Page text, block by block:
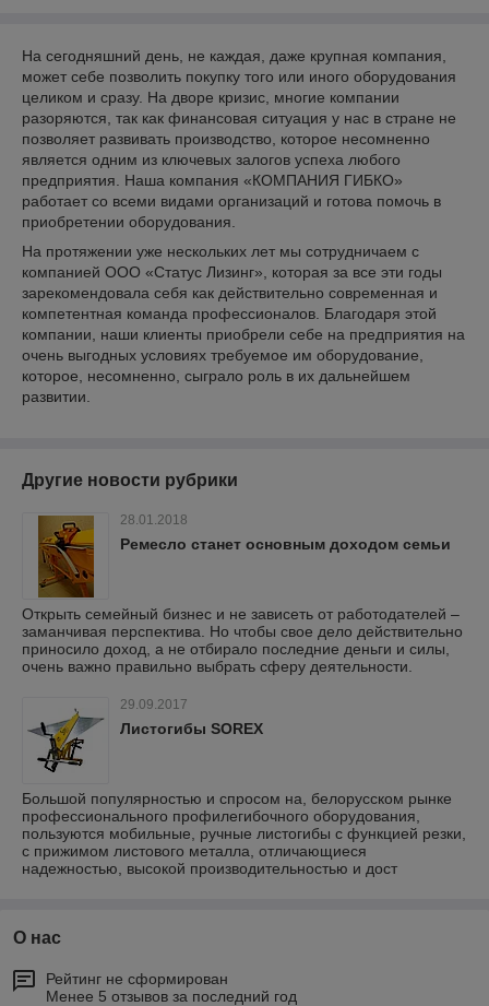
На сегодняшний день, не каждая, даже крупная компания,
может себе позволить покупку того или иного оборудования
целиком и сразу. На дворе кризис, многие компании
разоряются, так как финансовая ситуация у нас в стране не
позволяет развивать производство, которое несомненно
является одним из ключевых залогов успеха любого
предприятия. Наша компания «КОМПАНИЯ ГИБКО»
работает со всеми видами организаций и готова помочь в
приобретении оборудования.
На протяжении уже нескольких лет мы сотрудничаем с
компанией ООО «Статус Лизинг», которая за все эти годы
зарекомендовала себя как действительно современная и
компетентная команда профессионалов. Благодаря этой
компании, наши клиенты приобрели себе на предприятия на
очень выгодных условиях требуемое им оборудование,
которое, несомненно, сыграло роль в их дальнейшем
развитии.
Другие новости рубрики
28.01.2018
Ремесло станет основным доходом семьи
Открыть семейный бизнес и не зависеть от работодателей –
заманчивая перспектива. Но чтобы свое дело действительно
приносило доход, а не отбирало последние деньги и силы,
очень важно правильно выбрать сферу деятельности.
29.09.2017
Листогибы SOREX
Большой популярностью и спросом на, белорусском рынке
профессионального профилегибочного оборудования,
пользуются мобильные, ручные листогибы с функцией резки,
с прижимом листового металла, отличающиеся
надежностью, высокой производительностью и дост
О нас
Рейтинг не сформирован
Менее 5 отзывов за последний год